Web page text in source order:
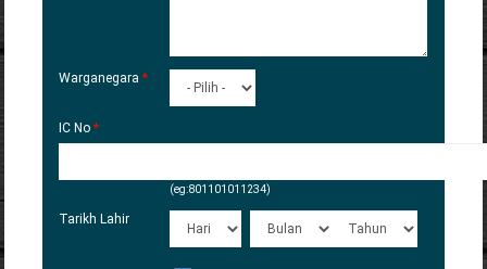
Warganegara*
IC No*
(eg:801101011234)
Tarikh Lahir Tahun